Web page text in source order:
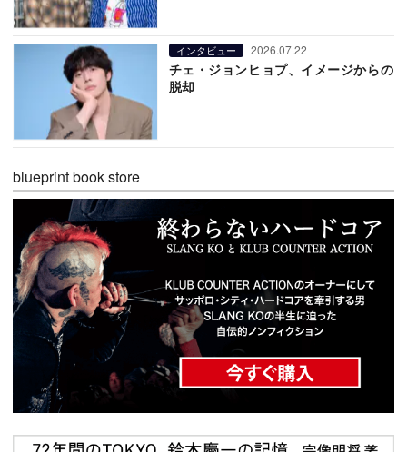
インタビュー 2026.07.22
チェ・ジョンヒョプ、イメージからの
脱却
blueprint book store